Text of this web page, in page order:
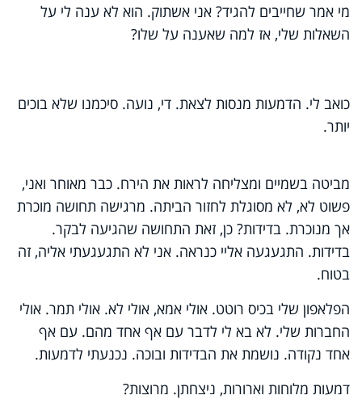
מי אמר שחייבים להגיד? אני אשתוק. הוא לא ענה לי על
השאלות שלי, אז למה שאענה על שלו?
כואב לי. הדמעות מנסות לצאת. די, נועה. סיכמנו שלא בוכים
יותר.
מביטה בשמיים ומצליחה לראות את הירח. כבר מאוחר ואני,
פשוט לא, לא מסוגלת לחזור הביתה. מרגישה תחושה מוכרת
אך מנוכרת. בדידות? כן, זאת התחושה שהגיעה לבקר.
בדידות. התגעגעה אליי כנראה. אני לא התגעגעתי אליה, זה
בטוח.
הפלאפון שלי בכיס רוטט. אולי אמא, אולי לא. אולי תמר. אולי
החברות שלי. לא בא לי לדבר עם אף אחד מהם. עם אף
אחד נקודה. נושמת את הבדידות ובוכה. נכנעתי לדמעות.
דמעות מלוחות וארורות, ניצחתן. מרוצות?